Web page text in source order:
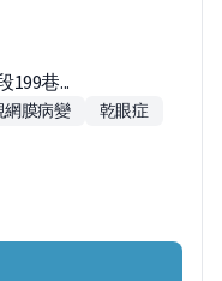
199巷...
網膜病變 乾眼症